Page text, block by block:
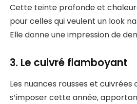
Cette teinte profonde et
pour celles qui veulent un look
Elle donne une impression de
3. Le cuivré flamboyant
Les nuances rousses et
s’imposer cette année,